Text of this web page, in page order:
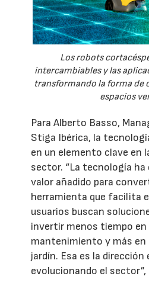
Los robots
intercambiables y las
transformando la forma de
espacios
Para Alberto Basso,
Stiga Ibérica, la
en un elemento clave en
sector. “La tecnología ha
valor añadido para
herramienta que facilita
usuarios buscan
invertir menos tiempo en
mantenimiento y más en
jardín. Esa es la dirección
evolucionando el sector”,